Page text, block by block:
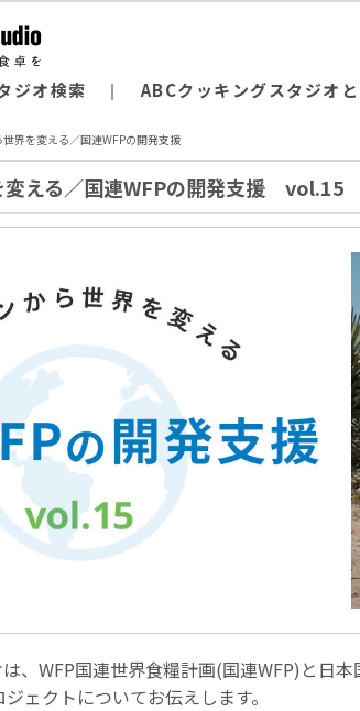
ジオ検索 ABCクッキングスタジオ
界を変える／国連WFPの開発支援
変える／国連WFPの開発支援 vol.15
、WFP国連世界食糧計画(国連WFP)と日
ェクトについてお伝えします。